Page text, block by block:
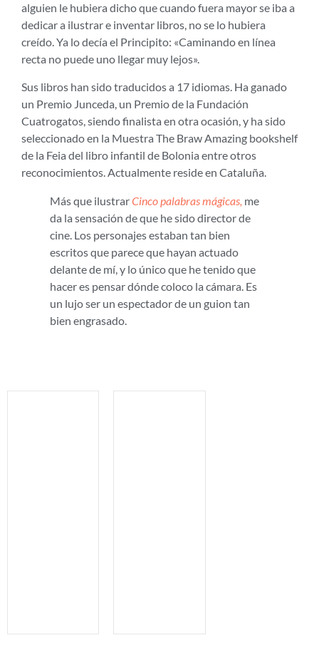
alguien le hubiera dicho que cuando fuera mayor se iba a
dedicar a ilustrar e inventar libros, no se lo hubiera
creído. Ya lo decía el Principito: «Caminando en línea
recta no puede uno llegar muy lejos».
Sus libros han sido traducidos a 17 idiomas. Ha ganado
un Premio Junceda, un Premio de la Fundación
Cuatrogatos, siendo finalista en otra ocasión, y ha sido
seleccionado en la Muestra The Braw Amazing bookshelf
de la Feia del libro infantil de Bolonia entre otros
reconocimientos. Actualmente reside en Cataluña.
Más que ilustrarCinco palabras mágicas, me
da la sensación de que he sido director de
cine. Los personajes estaban tan bien
escritos que parece que hayan actuado
delante de mí, y lo único que he tenido que
hacer es pensar dónde coloco la cámara. Es
un lujo ser un espectador de un guion tan
bien engrasado.